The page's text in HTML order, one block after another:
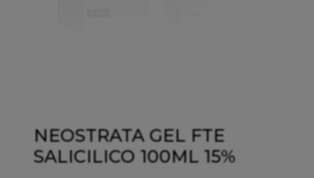
NEOSTRATA GEL FTE
SALICILICO 100ML 15%